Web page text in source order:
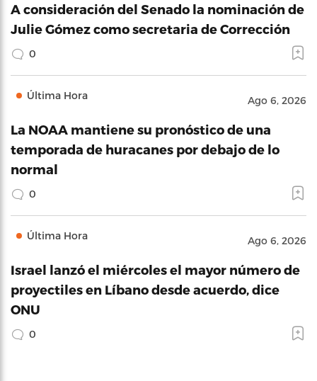
A consideración del Senado la nominación de
Julie Gómez como secretaria de Corrección
0
Última Hora Ago 6, 2026
La NOAA mantiene su pronóstico de una
temporada de huracanes por debajo de lo
normal
0
Última Hora Ago 6, 2026
Israel lanzó el miércoles el mayor número de
proyectiles en Líbano desde acuerdo, dice
ONU
0